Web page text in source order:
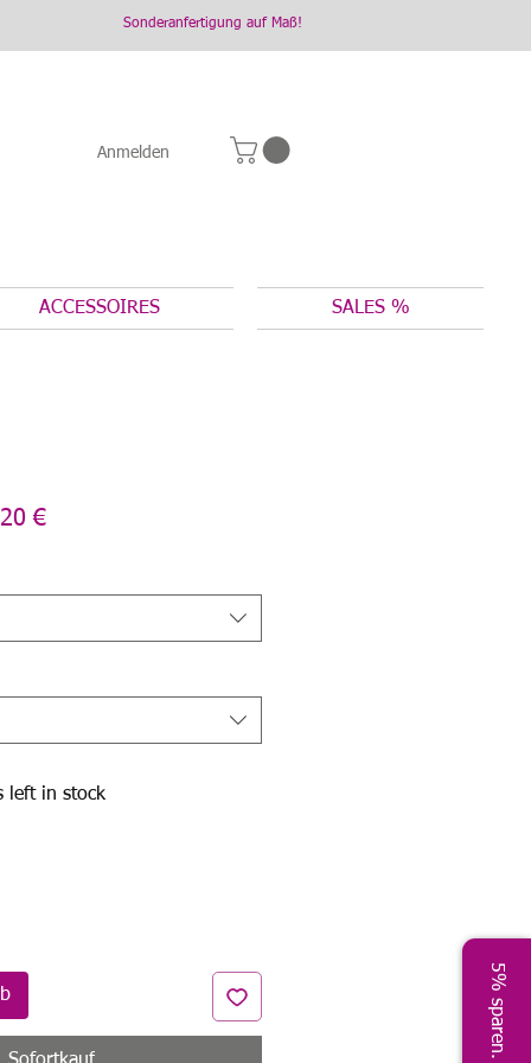
Sonderanfertigung auf Maß!
Anmelden
ACCESSOIRES SALES %
€Sale-
left in stock